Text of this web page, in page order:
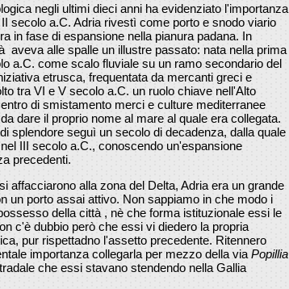
negli ultimi dieci anni ha evidenziato l'importanza
secolo a.C. Adria rivestì come porto e snodo viario
in fase di espansione nella pianura padana. In
aveva alle spalle un illustre passato: nata nella prima
a.C. come scalo fluviale su un ramo secondario del
etrusca, frequentata da mercanti greci e
tra VI e V secolo a.C. un ruolo chiave nell'Alto
di smistamento merci e culture mediterranee
dare il proprio nome al mare al quale era collegata.
splendore seguì un secolo di decadenza, dalla quale
III secolo a.C., conoscendo un'espansione
precedenti.
affacciarono alla zona del Delta, Adria era un grande
un porto assai attivo. Non sappiamo in che modo i
della città , nè che forma istituzionale essi le
c'è dubbio però che essi vi diedero la propria
pur rispettadno l'assetto precedente. Ritennero
importanza collegarla per mezzo della via Popillia
che essi stavano stendendo nella Gallia